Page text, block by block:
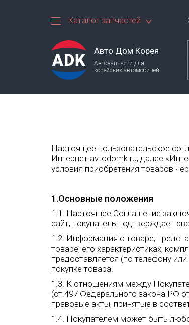
Каталог запчастей
Авто Дом Корея
Автозапчасти для
корейских автомобилей
Настоящее пользовательское
Интернет avtodomk.ru, далее
условия приобретения товаров
1.Основные положения
1.1. Настоящее Соглашение
сайт, покупатель подтверждает
1.2. Информация о товаре,
товаре, его характеристиках,
предоставляется (по телефону
покупке товара.
1.3. К отношениям между
(ст.497 Федерального закона РФ
правовые акты, принятые в
1.4. Покупателем может быть